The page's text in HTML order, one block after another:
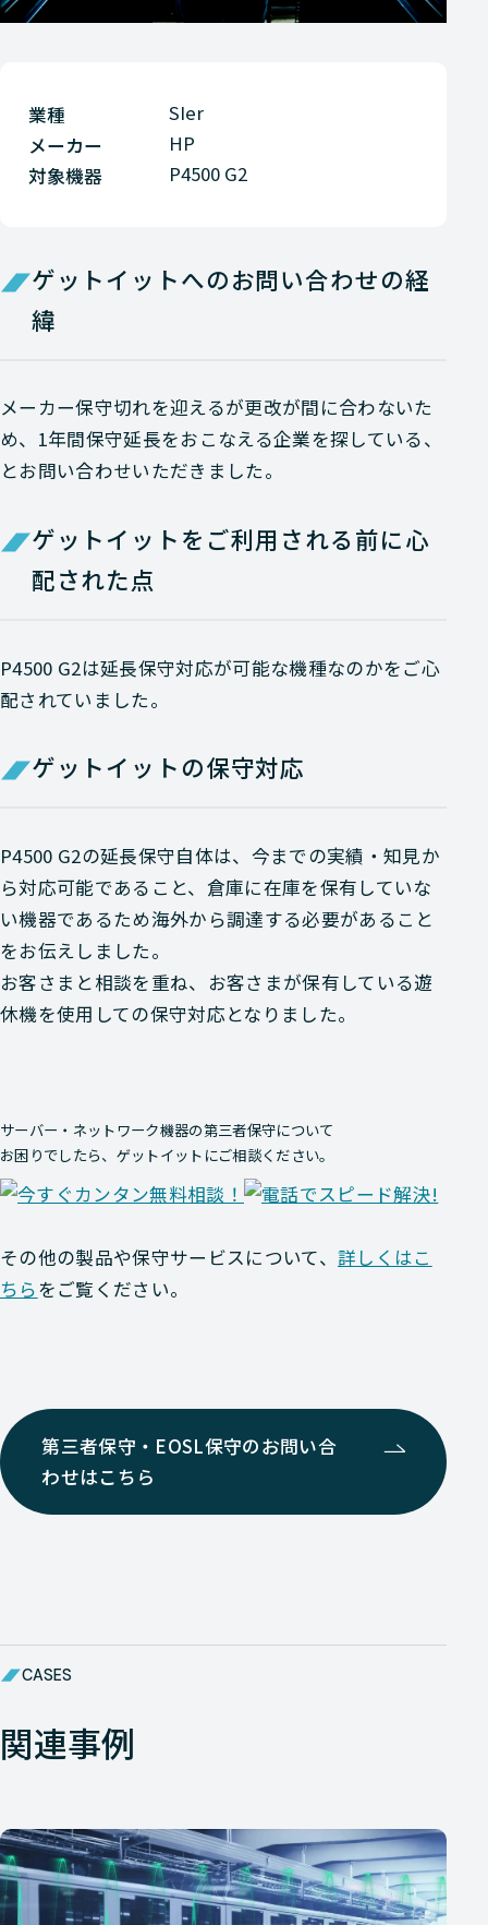
業種
SIer
メーカー
HP
対象機器
P4500 G2
ゲットイットへのお問い合わせの経
緯
メーカー保守切れを迎えるが更改が間に合わないた
め、1年間保守延長をおこなえる企業を探している、
とお問い合わせいただきました。
ゲットイットをご利用される前に心
配された点
P4500 G2は延長保守対応が可能な機種なのかをご心
配されていました。
ゲットイットの保守対応
P4500 G2の延長保守自体は、今までの実績・知見か
ら対応可能であること、倉庫に在庫を保有していな
い機器であるため海外から調達する必要があること
をお伝えしました。
お客さまと相談を重ね、お客さまが保有している遊
休機を使用しての保守対応となりました。
サーバー・ネットワーク機器の第三者保守について
お困りでしたら、ゲットイットにご相談ください。
その他の製品や保守サービスについて、詳しくはこ
ちらをご覧ください。
第三者保守・EOSL保守のお問い合
わせはこちら
CASES
関連事例